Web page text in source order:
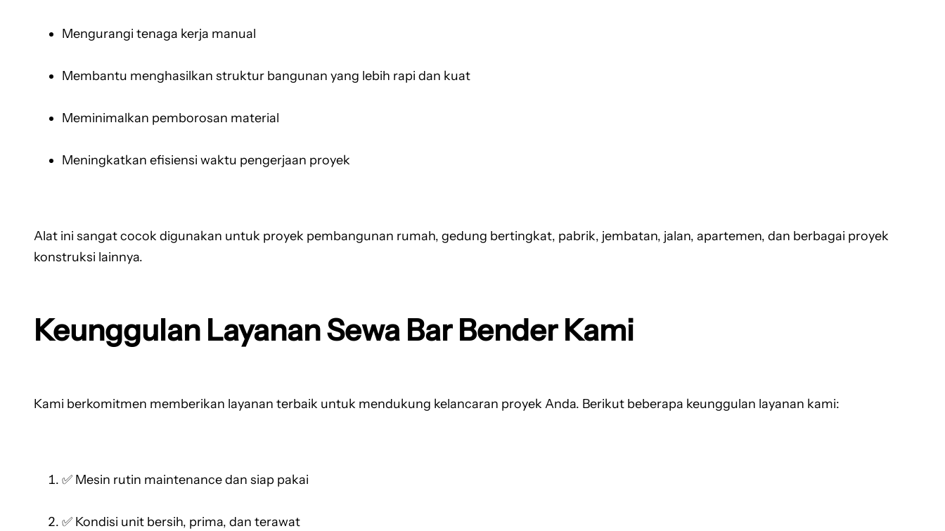
Mengurangi tenaga kerja manual
Membantu menghasilkan struktur bangunan yang lebih rapi dan kuat
Meminimalkan pemborosan material
Meningkatkan efisiensi waktu pengerjaan proyek
Alat ini sangat cocok digunakan untuk proyek pembangunan rumah, gedung bertingkat, pabrik, jembatan, jalan, apartemen, dan berbagai proyek
konstruksi lainnya.
Keunggulan Layanan Sewa Bar Bender Kami
Kami berkomitmen memberikan layanan terbaik untuk mendukung kelancaran proyek Anda. Berikut beberapa keunggulan layanan kami:
✅ Mesin rutin maintenance dan siap pakai
✅ Kondisi unit bersih, prima, dan terawat